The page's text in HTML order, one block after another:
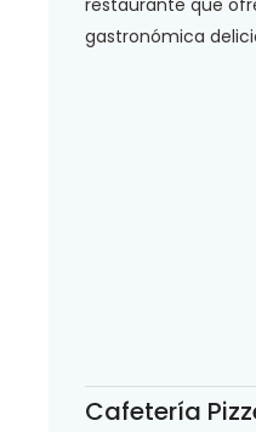
gastronómica
Cafetería